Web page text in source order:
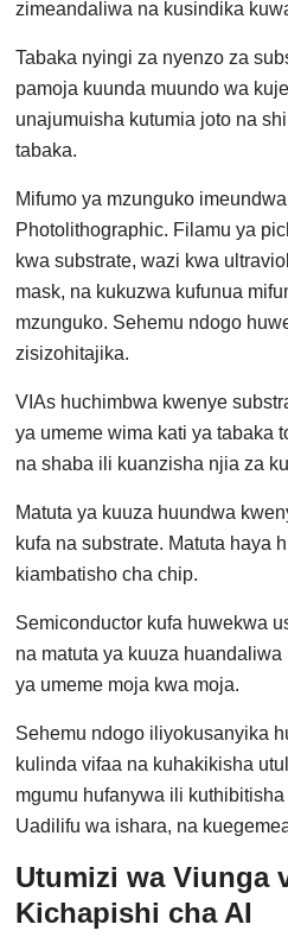
zimeandaliwa na kusindika
Tabaka nyingi za nyenzo za
pamoja kuunda muundo wa
unajumuisha kutumia joto na
tabaka.
Mifumo ya mzunguko
Photolithographic. Filamu ya
kwa substrate, wazi kwa
mask, na kukuzwa kufunua
mzunguko. Sehemu ndogo
zisizohitajika.
VIAs huchimbwa kwenye
ya umeme wima kati ya tabaka
na shaba ili kuanzisha njia za
Matuta ya kuuza huundwa
kufa na substrate. Matuta haya
kiambatisho cha chip.
Semiconductor kufa huwekwa
na matuta ya kuuza
ya umeme moja kwa moja.
Sehemu ndogo iliyokusanyika
kulinda vifaa na kuhakikisha
mgumu hufanywa ili
Uadilifu wa ishara, na
Utumizi wa Viunga
Kichapishi cha AI